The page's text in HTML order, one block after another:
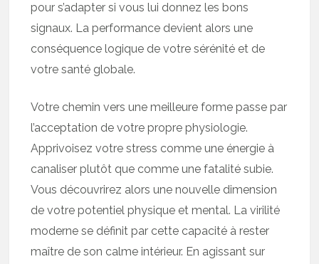
pour s’adapter si vous lui donnez les bons
signaux. La performance devient alors une
conséquence logique de votre sérénité et de
votre santé globale.
Votre chemin vers une meilleure forme passe par
l’acceptation de votre propre physiologie.
Apprivoisez votre stress comme une énergie à
canaliser plutôt que comme une fatalité subie.
Vous découvrirez alors une nouvelle dimension
de votre potentiel physique et mental. La virilité
moderne se définit par cette capacité à rester
maître de son calme intérieur. En agissant sur